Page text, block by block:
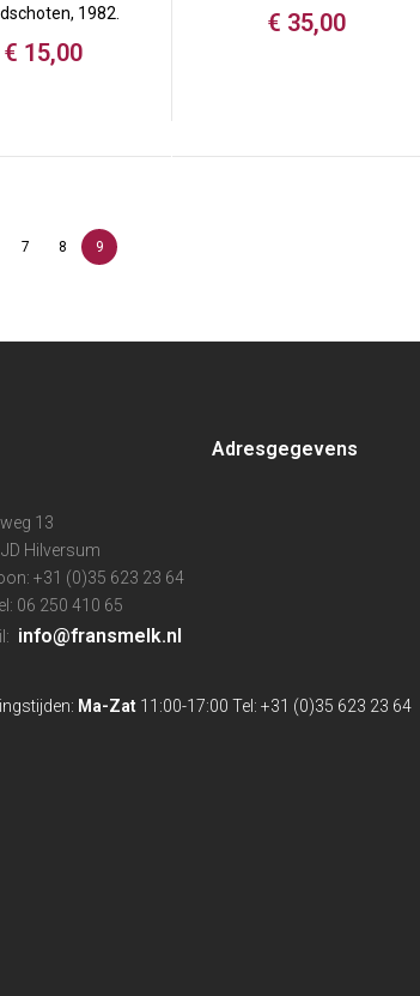
1982.
€ 15,00
€ 35,00
7 8 9
Adresgegevens
13
Hilversum
+31 (0)35 623 23 64
06 250 410 65
info@fransmelk.nl
Ma-Zat 11:00-17:00 Tel: +31 (0)35 623 23 64